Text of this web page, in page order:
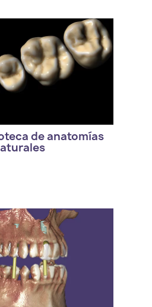
de anatomías
de exocad. DentalCAD
de exocad. DentalCAD